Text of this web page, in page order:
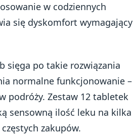
w codziennych
się dyskomfort wymagający
sięga po takie rozwiązania
normalne funkcjonowanie –
podróży. Zestaw 12 tabletek
sensowną ilość leku na kilka
zakupów.